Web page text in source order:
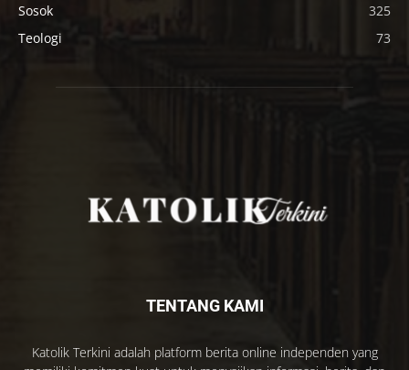
Sosok
325
Teologi
73
TENTANG KAMI
Katolik Terkini adalah platform berita online independen yang